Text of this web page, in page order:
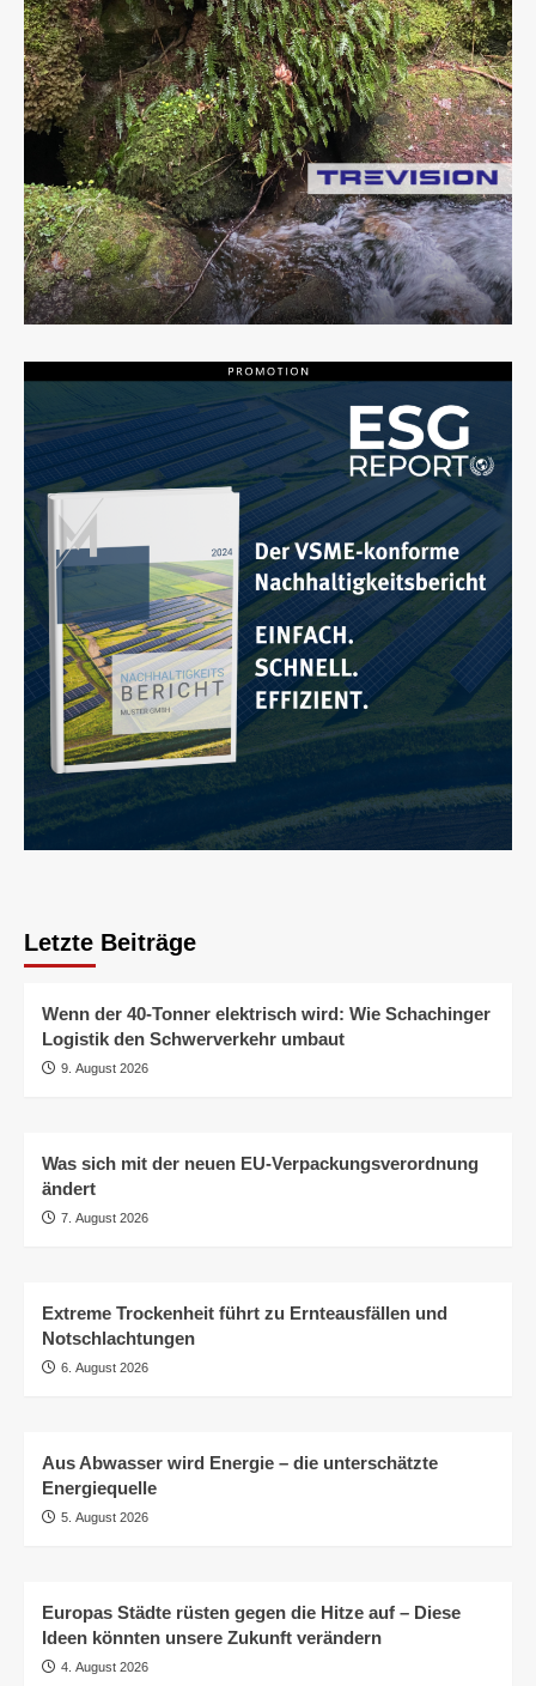
Letzte Beiträge
Wenn der 40-Tonner elektrisch wird: Wie Schachinger
Logistik den Schwerverkehr umbaut
9. August 2026
Was sich mit der neuen EU-Verpackungsverordnung
ändert
7. August 2026
Extreme Trockenheit führt zu Ernteausfällen und
Notschlachtungen
6. August 2026
Aus Abwasser wird Energie – die unterschätzte
Energiequelle
5. August 2026
Europas Städte rüsten gegen die Hitze auf – Diese
Ideen könnten unsere Zukunft verändern
4. August 2026